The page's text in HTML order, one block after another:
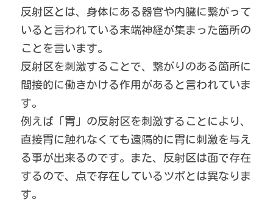
反射区とは、身体にある器官や内臓に繋がって
いると言われている末端神経が集まった箇所の
ことを言います。
反射区を刺激することで、繋がりのある箇所に
間接的に働きかける作用があると言われていま
す。
例えば「胃」の反射区を刺激することにより、
直接胃に触れなくても遠隔的に胃に刺激を与え
る事が出来るのです。また、反射区は面で存在
するので、点で存在しているツボとは異なりま
す。